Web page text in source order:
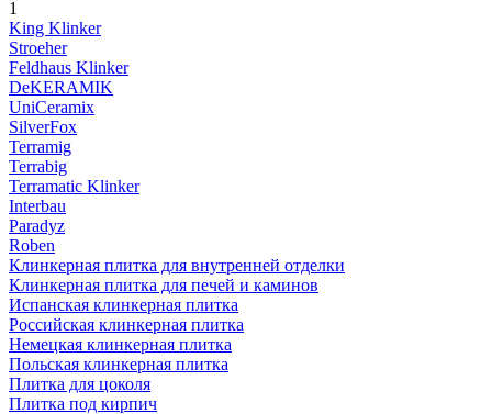
1
King Klinker
Stroeher
Feldhaus Klinker
DeKERAMIK
UniCeramix
SilverFox
Terramig
Terrabig
Terramatic Klinker
Interbau
Paradyz
Roben
Клинкерная плитка для внутренней отделки
Клинкерная плитка для печей и каминов
Испанская клинкерная плитка
Российская клинкерная плитка
Немецкая клинкерная плитка
Польская клинкерная плитка
Плитка для цоколя
Плитка под кирпич